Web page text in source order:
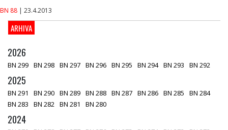
BN 88 | 23.4.2013
ARHIVA
2026
BN 299 BN 298 BN 297 BN 296 BN 295 BN 294 BN 293 BN 292
2025
BN 291 BN 290 BN 289 BN 288 BN 287 BN 286 BN 285
BN 284
BN 283
BN 282 BN 281 BN 280
2024